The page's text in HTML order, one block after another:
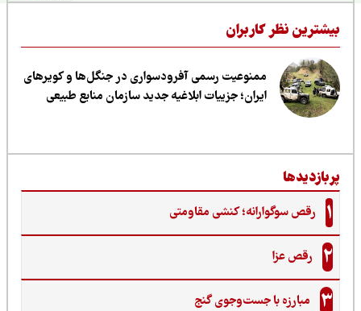
نظر کاربران
ممنوعیت رسمی آفرودسواری در جنگل‌ها و کویرهای
ایران؛ جزییات ابلاغیه جدید سازمان منابع طبیعی
رقص سوگوارانه؛ کنشی مقاومتی
رقص عزا
مبارزه با جست‌وجوی گنج‌